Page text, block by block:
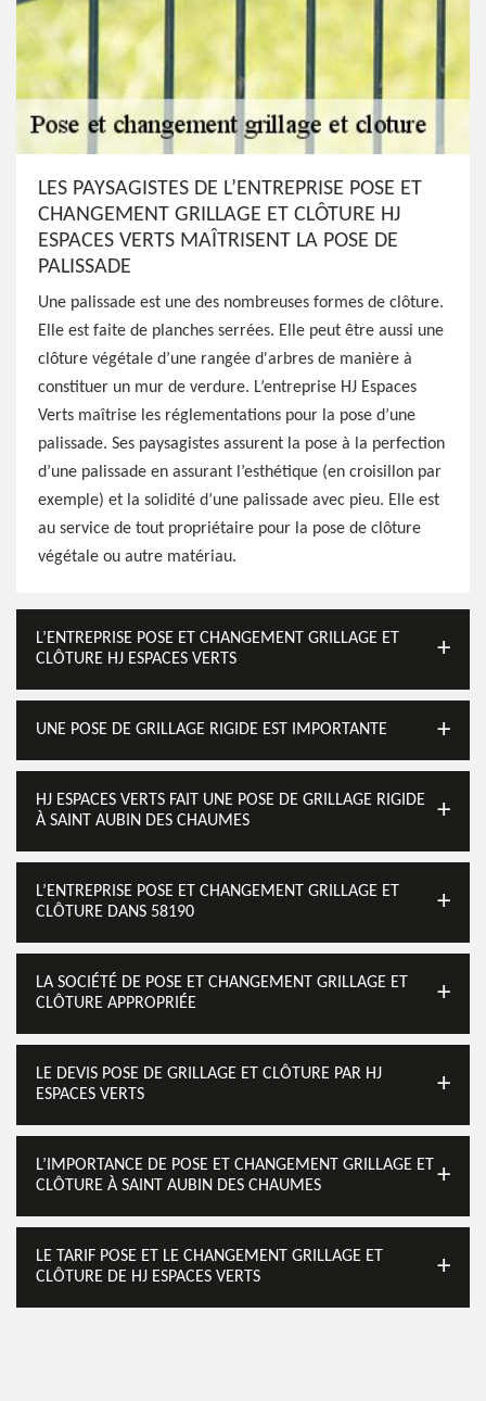
LES PAYSAGISTES DE L’ENTREPRISE POSE ET
CHANGEMENT GRILLAGE ET CLÔTURE HJ
ESPACES VERTS MAÎTRISENT LA POSE DE
PALISSADE
Une palissade est une des nombreuses formes de clôture.
Elle est faite de planches serrées. Elle peut être aussi une
clôture végétale d’une rangée d'arbres de manière à
constituer un mur de verdure. L’entreprise HJ Espaces
Verts maîtrise les réglementations pour la pose d’une
palissade. Ses paysagistes assurent la pose à la perfection
d’une palissade en assurant l’esthétique (en croisillon par
exemple) et la solidité d’une palissade avec pieu. Elle est
au service de tout propriétaire pour la pose de clôture
végétale ou autre matériau.
L’ENTREPRISE POSE ET CHANGEMENT GRILLAGE ET
CLÔTURE HJ ESPACES VERTS
UNE POSE DE GRILLAGE RIGIDE EST IMPORTANTE
HJ ESPACES VERTS FAIT UNE POSE DE GRILLAGE RIGIDE
À SAINT AUBIN DES CHAUMES
L’ENTREPRISE POSE ET CHANGEMENT GRILLAGE ET
CLÔTURE DANS 58190
LA SOCIÉTÉ DE POSE ET CHANGEMENT GRILLAGE ET
CLÔTURE APPROPRIÉE
LE DEVIS POSE DE GRILLAGE ET CLÔTURE PAR HJ
ESPACES VERTS
L’IMPORTANCE DE POSE ET CHANGEMENT GRILLAGE ET
CLÔTURE À SAINT AUBIN DES CHAUMES
LE TARIF POSE ET LE CHANGEMENT GRILLAGE ET
CLÔTURE DE HJ ESPACES VERTS